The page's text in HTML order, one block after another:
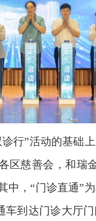
行”活动的基础
区慈善会，和瑞
中，“门诊直通”
到达门诊大厅